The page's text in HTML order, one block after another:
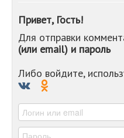
Привет, Гость!
Для отправки
(или email) и пароль
Либо войдите,